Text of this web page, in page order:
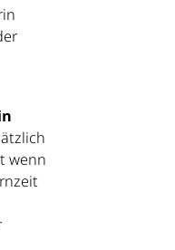
wenn